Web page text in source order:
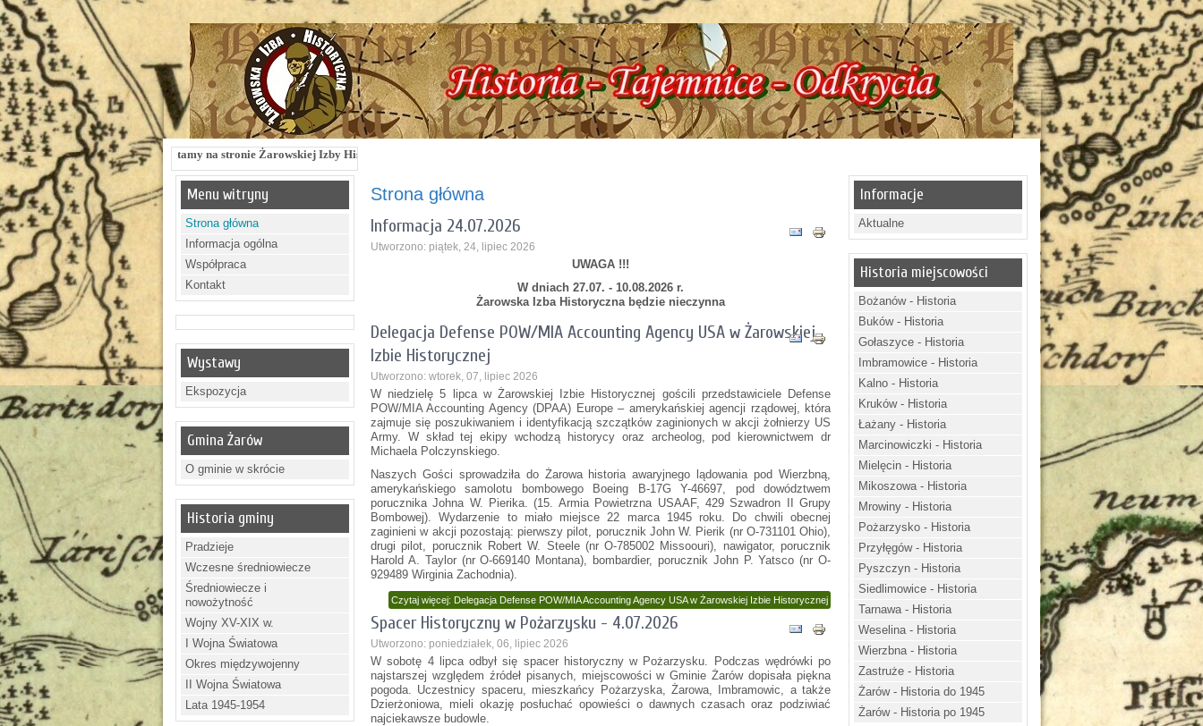
Witamy na stronie Żarowskiej Izby Historycznej !!! Żarowska Izba Historyczna, ul. Dworcowa 3 !!! e-mail: izbazarow@wp.pl, tel. 537-481-116 !!! Historia - Tajemnice - Odkrycia !!!
Menu witryny
Strona główna
Informacja ogólna
Współpraca
Kontakt
Wystawy
Ekspozycja
Gmina Żarów
O gminie w skrócie
Historia gminy
Pradzieje
Wczesne średniowiecze
Średniowiecze i
nowożytność
Wojny XV-XIX w.
I Wojna Światowa
Okres międzywojenny
II Wojna Światowa
Lata 1945-1954
Strona główna
Informacja 24.07.2026
Utworzono: piątek, 24, lipiec 2026
UWAGA !!!
W dniach 27.07. - 10.08.2026 r.
Żarowska Izba Historyczna będzie nieczynna
Delegacja Defense POW/MIA Accounting Agency USA w Żarowskiej
Izbie Historycznej
Utworzono: wtorek, 07, lipiec 2026
W niedzielę 5 lipca w Żarowskiej Izbie Historycznej gościli przedstawiciele Defense
POW/MIA Accounting Agency (DPAA) Europe – amerykańskiej agencji rządowej, która
zajmuje się poszukiwaniem i identyfikacją szczątków zaginionych w akcji żołnierzy US
Army. W skład tej ekipy wchodzą historycy oraz archeolog, pod kierownictwem dr
Michaela Polczynskiego.
Naszych Gości sprowadziła do Żarowa historia awaryjnego lądowania pod Wierzbną,
amerykańskiego samolotu bombowego Boeing B-17G Y-46697, pod dowództwem
porucznika Johna W. Pierika. (15. Armia Powietrzna USAAF, 429 Szwadron II Grupy
Bombowej). Wydarzenie to miało miejsce 22 marca 1945 roku. Do chwili obecnej
zaginieni w akcji pozostają: pierwszy pilot, porucznik John W. Pierik (nr O-731101 Ohio),
drugi pilot, porucznik Robert W. Steele (nr O-785002 Missoouri), nawigator, porucznik
Harold A. Taylor (nr O-669140 Montana), bombardier, porucznik John P. Yatsco (nr O-
929489 Wirginia Zachodnia).
Czytaj więcej: Delegacja Defense POW/MIA Accounting Agency USA w Żarowskiej Izbie Historycznej
Spacer Historyczny w Pożarzysku - 4.07.2026
Utworzono: poniedziałek, 06, lipiec 2026
W sobotę 4 lipca odbył się spacer historyczny w Pożarzysku. Podczas wędrówki po
najstarszej względem źródeł pisanych, miejscowości w Gminie Żarów dopisała piękna
pogoda. Uczestnicy spaceru, mieszkańcy Pożarzyska, Żarowa, Imbramowic, a także
Dzierżoniowa, mieli okazję posłuchać opowieści o dawnych czasach oraz podziwiać
najciekawsze budowle.
Informacje
Aktualne
Historia miejscowości
Bożanów - Historia
Buków - Historia
Gołaszyce - Historia
Imbramowice - Historia
Kalno - Historia
Kruków - Historia
Łażany - Historia
Marcinowiczki - Historia
Mielęcin - Historia
Mikoszowa - Historia
Mrowiny - Historia
Pożarzysko - Historia
Przyłęgów - Historia
Pyszczyn - Historia
Siedlimowice - Historia
Tarnawa - Historia
Weselina - Historia
Wierzbna - Historia
Zastruże - Historia
Żarów - Historia do 1945
Żarów - Historia po 1945